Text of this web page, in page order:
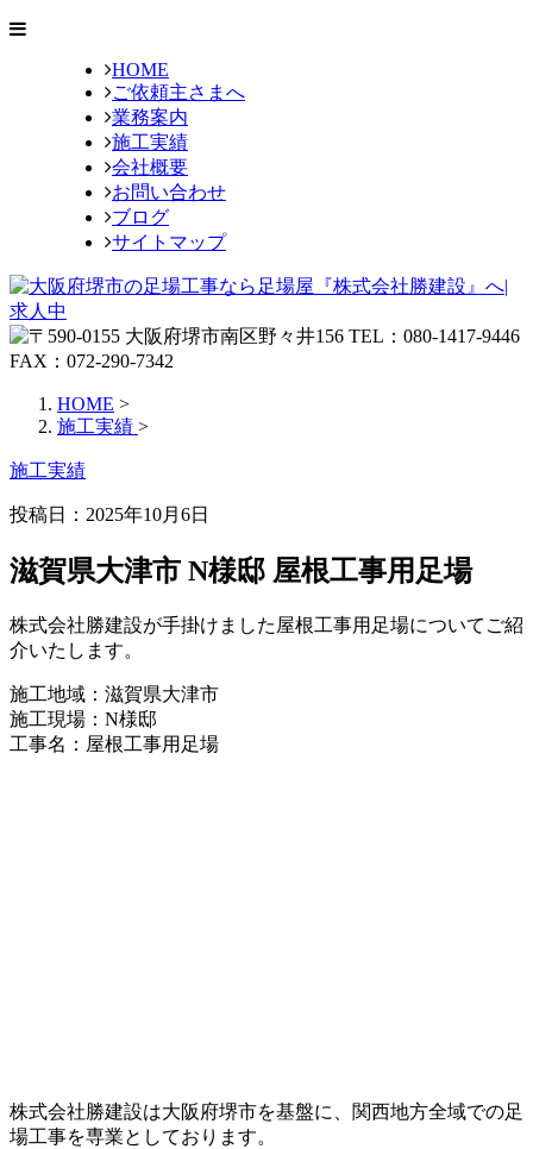
HOME
ご依頼主さまへ
業務案内
施工実績
会社概要
お問い合わせ
ブログ
サイトマップ
HOME >
施工実績 >
施工実績
投稿日：2025年10月6日
滋賀県大津市 N様邸 屋根工事用足場
株式会社勝建設が手掛けました屋根工事用足場についてご紹
介いたします。
施工地域：滋賀県大津市
施工現場：N様邸
工事名：屋根工事用足場
株式会社勝建設は大阪府堺市を基盤に、関西地方全域での足
場工事を専業としております。